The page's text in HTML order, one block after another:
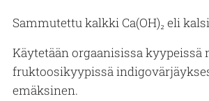
Sammutettu kalkki Ca(OH)₂ eli
Käytetään orgaanisissa kyypeissä
fruktoosikyypissä
emäksinen.